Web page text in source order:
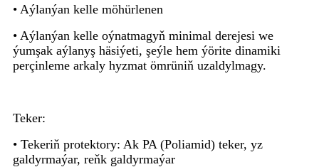
• Aýlanýan kelle möhürlenen
• Aýlanýan kelle oýnatmagyň minimal derejesi we
ýumşak aýlanyş häsiýeti, şeýle hem ýörite dinamiki
perçinleme arkaly hyzmat ömrüniň uzaldylmagy.
Teker:
• Tekeriň protektory: Ak PA (Poliamid) teker, yz
galdyrmaýar, reňk galdyrmaýar